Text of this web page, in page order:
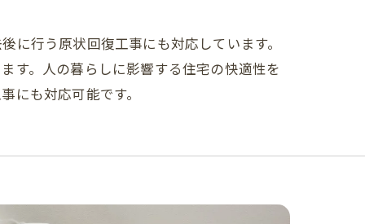
行う原状回復工事にも対応しています。
す。人の暮らしに影響する住宅の快適性を
にも対応可能です。